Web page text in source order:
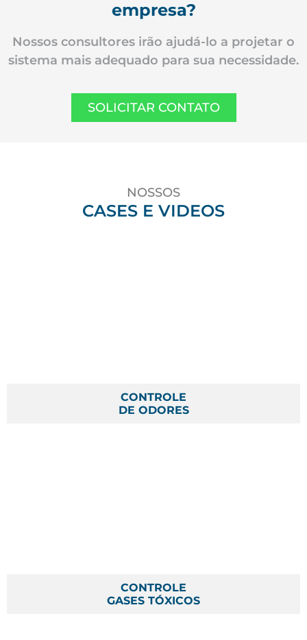
empresa?
Nossos consultores irão ajudá-lo a projetar o
sistema mais adequado para sua necessidade.
SOLICITAR CONTATO
NOSSOS
CASES E VIDEOS
CONTROLE
DE ODORES
CONTROLE
GASES TÓXICOS